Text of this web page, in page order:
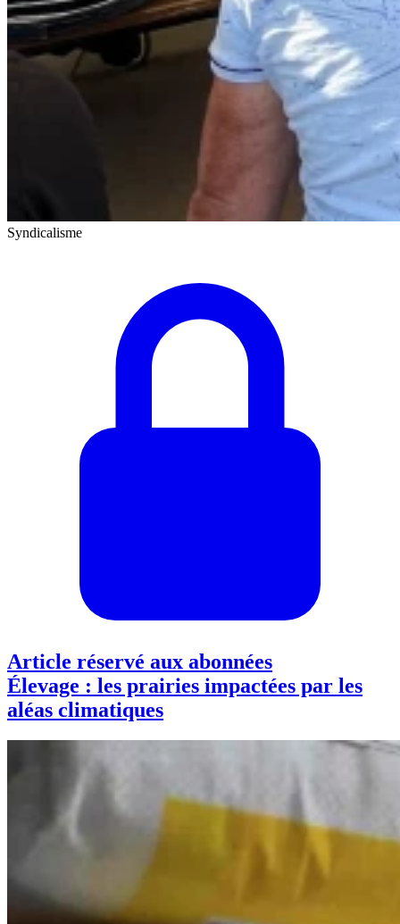
Syndicalisme
Article réservé aux abonnées
Élevage : les prairies impactées par les
aléas climatiques